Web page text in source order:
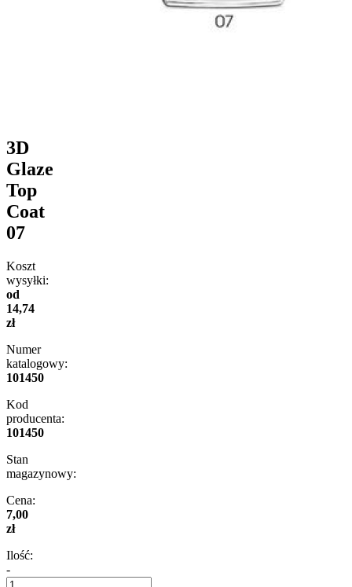
3D
Glaze
Top
Coat
07
Koszt
wysyłki:
od
14,74
zł
Numer
katalogowy:
101450
Kod
producenta:
101450
Stan
magazynowy:
Cena:
7,00
zł
Ilość:
-